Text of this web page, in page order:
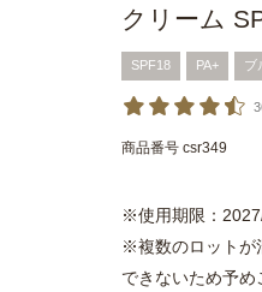
クリーム
SPF18 PA+ ブ
商品番号 csr349
※使用期限：
※複数のロットが
できないため予め